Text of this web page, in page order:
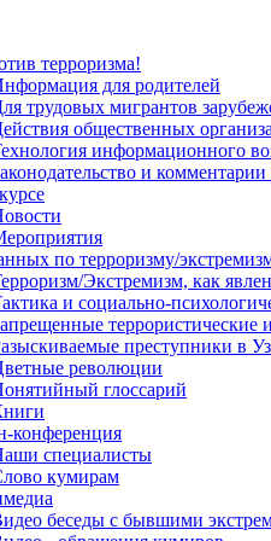
терроризма!
для родителей
трудовых мигрантов
общественных
информационного
и комментарии
по терроризму/
Экстремизм, как
и социально-
террористические
преступники в
революции
глоссарий
конференция
специалисты
кумирам
беседы с бывшими